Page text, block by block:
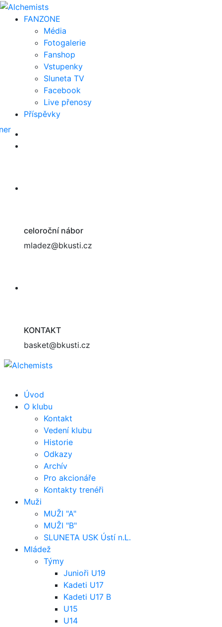
FANZONE
Média
Fotogalerie
Fanshop
Vstupenky
Sluneta TV
Facebook
Live přenosy
Příspěvky
celoroční nábor
mladez@bkusti.cz
KONTAKT
basket@bkusti.cz
Úvod
O klubu
Kontakt
Vedení klubu
Historie
Odkazy
Archív
Pro akcionáře
Kontakty trenéři
Muži
MUŽI "A"
MUŽI "B"
SLUNETA USK Ústí n.L.
Mládež
Týmy
Junioři U19
Kadeti U17
Kadeti U17 B
U15
U14